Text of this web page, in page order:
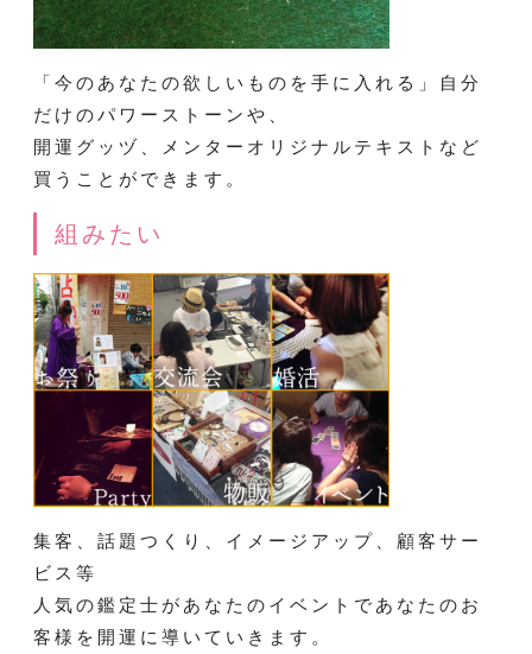
「今のあなたの欲しいものを手に入れる」自分
だけのパワーストーンや、
開運グッヅ、メンターオリジナルテキストなど
買うことができます。
組みたい
集客、話題つくり、イメージアップ、顧客サー
ビス等
人気の鑑定士があなたのイベントであなたのお
客様を開運に導いていきます。